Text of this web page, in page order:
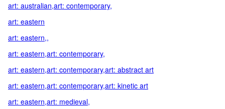
art: australian,art: contemporary,
art: eastern
art: eastern,,
art: eastern,art: contemporary,
art: eastern,art: contemporary,art: abstract art
art: eastern,art: contemporary,art: kinetic art
art: eastern,art: medieval,